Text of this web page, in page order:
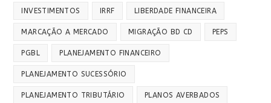
INVESTIMENTOS IRRF LIBERDADE FINANCEIRA
MARCAÇÃO A MERCADO MIGRAÇÃO BD CD PEPS
PGBL PLANEJAMENTO FINANCEIRO
PLANEJAMENTO SUCESSÓRIO
PLANEJAMENTO TRIBUTÁRIO PLANOS AVERBADOS